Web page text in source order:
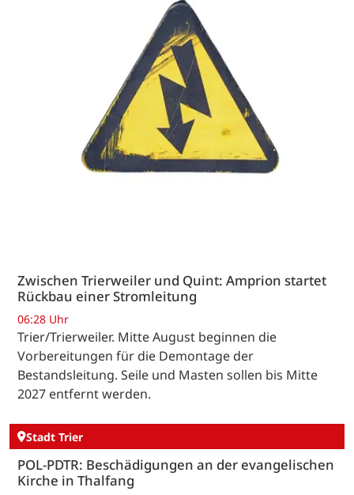
Zwischen Trierweiler und Quint: Amprion startet
Rückbau einer Stromleitung
06:28 Uhr
Trier/Trierweiler. Mitte August beginnen die
Vorbereitungen für die Demontage der
Bestandsleitung. Seile und Masten sollen bis Mitte
2027 entfernt werden.
Stadt Trier
POL-PDTR: Beschädigungen an der evangelischen
Kirche in Thalfang